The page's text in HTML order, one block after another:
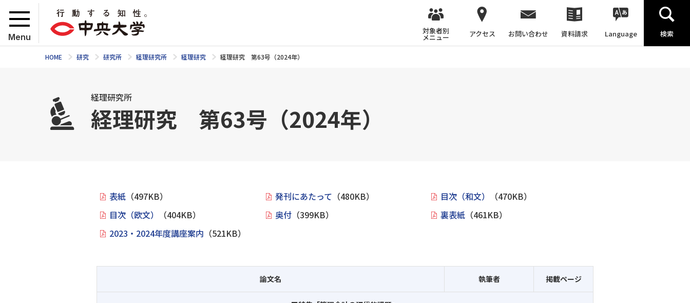
Menu
対象者別
メニュー アクセス お問い合わせ 資料請求 Language 検索
HOME 研究 研究所 経理研究所 経理研究 経理研究 第63号（2024年）
経理研究所
経理研究 第63号（2024年）
表紙 （497KB） 発刊にあたって （480KB） 目次（和文）
（470KB）
目次（欧文）
（404KB） 奥付（399KB） 裏表紙 （461KB）
2023・2024年度講座案内 （521KB）
論文名 執筆者 掲載ページ